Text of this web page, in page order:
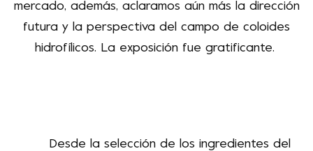
mercado, además, aclaramos aún más la dirección
futura y la perspectiva del campo de coloides
hidrofílicos. La exposición fue gratificante.
Desde la selección de los ingredientes del